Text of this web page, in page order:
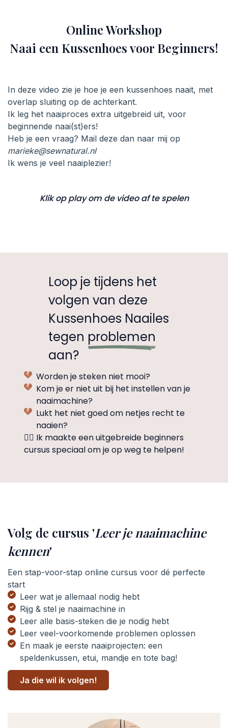
Online Workshop
Naai een Kussenhoes voor Beginners!
In deze video zie je hoe je een kussenhoes naait, met
overlap sluiting op de achterkant.
Ik leg het naaiproces extra uitgebreid uit, voor
beginnende naai(st)ers!
Heb je een vraag? Mail deze dan naar mij op
marieke@sewnatural.nl
Ik wens je veel naaiplezier!
Klik op play om de video af te spelen
Loop je tijdens het
volgen van deze
Kussenhoes Naailes
tegen problemen
aan?
Worden je steken niet mooi?
Kom je er niet uit bij het instellen van je
naaimachine?
Lukt het niet goed om netjes recht te
naaien?
👉🏼 Ik maakte een uitgebreide beginners
cursus speciaal om je op weg te helpen!
Volg de cursus 'Leer je naaimachine
kennen'
Een stap-voor-stap online cursus voor dé perfecte
start
Leer wat je allemaal nodig hebt
Rijg & stel je naaimachine in
Leer alle basis-steken die je nodig hebt
Leer veel-voorkomende problemen oplossen
En maak je eerste naaiprojecten: een
speldenkussen, etui, mandje en tote bag!
Ja die wil ik volgen!